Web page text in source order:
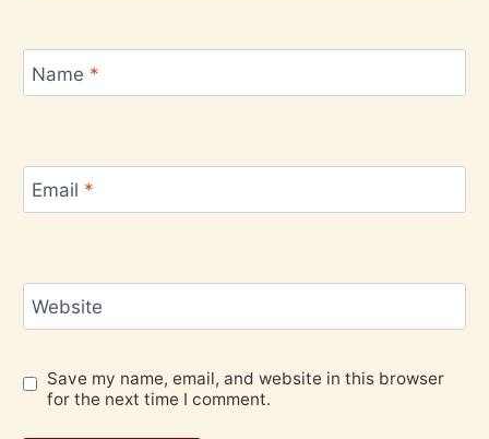
Name *
Email *
Website
Save my name, email, and website in this browser
for the next time I comment.